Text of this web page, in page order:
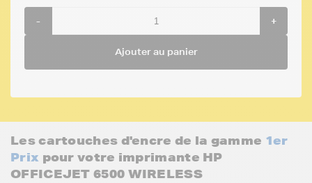
- +
Ajouter au panier
Les cartouches d'encre de la gamme 1er
Prix pour votre imprimante HP
OFFICEJET 6500 WIRELESS